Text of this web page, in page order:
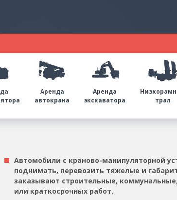
Аренда
автокрана
Аренда
экскаватора
трал
Автомобили с краново-манипуляторной
поднимать, перевозить тяжелые и
заказывают строительные,
или краткосрочных работ.